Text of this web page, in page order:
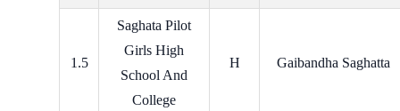
1.5
Saghata Pilot
Girls High
School And
College
H Gaibandha Saghatta